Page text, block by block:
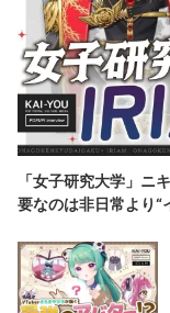
「女子研究大学」
要なのは非日常より“